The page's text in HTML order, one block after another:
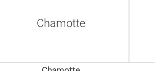
Chamotte